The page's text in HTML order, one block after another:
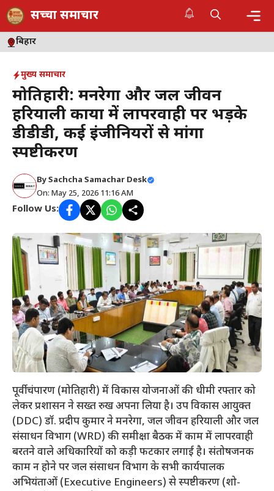
Skip
to
content
सच्चा समाचार
बिहार
मुख्य समाचार
मोतिहारी: मनरेगा और जल जीवन
हरियाली कार्यों में लापरवाही पर भड़के
डीडीडी, कई इंजीनियरों से मांगा
स्पष्टीकरण
BySachcha Samachar Desk
On: May 25, 2026 11:16 AM
Follow Us:
पूर्वी चंपारण (मोतिहारी) में विकास योजनाओं की धीमी रफ्तार को
लेकर प्रशासन ने सख्त रुख अपना लिया है। उप विकास आयुक्त
(DDC) डॉ. प्रदीप कुमार ने मनरेगा, जल जीवन हरियाली और जल
संसाधन विभाग (WRD) की समीक्षा बैठक में काम में लापरवाही
बरतने वाले अधिकारियों को कड़ी फटकार लगाई है। संतोषजनक
काम न होने पर जल संसाधन विभाग के सभी कार्यपालक
अभियंताओं (Executive Engineers) से स्पष्टीकरण (शो-